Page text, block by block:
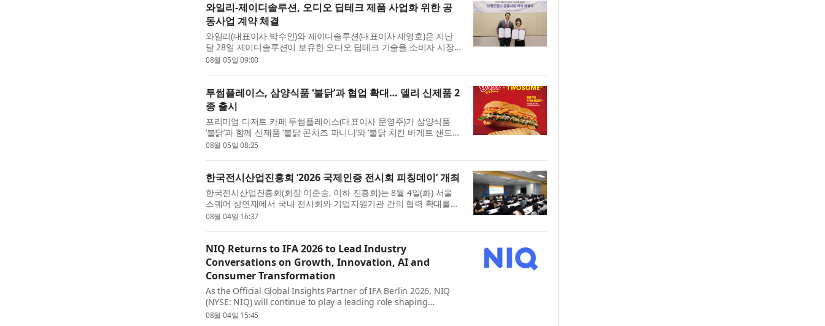
와일리-제이디솔루션, 오디오 딥테크 제품 사업화 위한 공
동사업 계약 체결
와일리(대표이사 박수인)와 제이디솔루션(대표이사 제영호)은 지난
달 28일 제이디솔루션이 보유한 오디오 딥테크 기술을 소비자 시장
으로 확장하기 위한 B2C 브랜딩·마케팅·유통 공동사업 계약을 체결
08월 05일 09:00
투썸플레이스, 삼양식품 ‘불닭’과 협업 확대… 델리 신제품 2
종 출시
프리미엄 디저트 카페 투썸플레이스(대표이사 문영주)가 삼양식품
‘불닭’과 함께 신제품 ‘불닭 콘치즈 파니니’와 ‘불닭 치킨 바게트 샌드
위치’를 출시한다고 밝혔다. 삼양식품의 ‘불닭’이 전 세계 소비자에게
08월 05일 08:25
한국전시산업진흥회 ‘2026 국제인증 전시회 피칭데이’ 개최
한국전시산업진흥회(회장 이준승, 이하 진흥회)는 8월 4일(화) 서울
스퀘어 상연재에서 국내 전시회와 기업지원기관 간의 협력 확대를
위한 ‘2026 국제인증 전시회 피칭데이’를 개최했다. 올해 2회를 맞는
08월 04일 16:37
NIQ Returns to IFA 2026 to Lead Industry
Conversations on Growth, Innovation, AI and
Consumer Transformation
As the Official Global Insights Partner of IFA Berlin 2026, NIQ
(NYSE: NIQ) will continue to play a leading role shaping
industry discussions , bringing together data, AI-driven
08월 04일 15:45